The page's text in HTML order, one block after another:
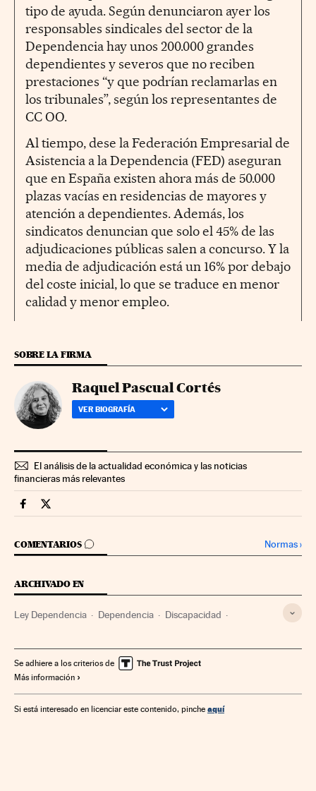
tipo de ayuda. Según denunciaron ayer los
responsables sindicales del sector de la
Dependencia hay unos 200.000 grandes
dependientes y severos que no reciben
prestaciones “y que podrían reclamarlas en
los tribunales”, según los representantes de
CC OO.
Al tiempo, dese la Federación Empresarial de
Asistencia a la Dependencia (FED) aseguran
que en España existen ahora más de 50.000
plazas vacías en residencias de mayores y
atención a dependientes. Además, los
sindicatos denuncian que solo el 45% de las
adjudicaciones públicas salen a concurso. Y la
media de adjudicación está un 16% por debajo
del coste inicial, lo que se traduce en menor
calidad y menor empleo.
SOBRE LA FIRMA
Raquel Pascual Cortés
VER BIOGRAFÍA
El análisis de la actualidad económica y las noticias
financieras más relevantes
Economia Cinco Días en Facebook
Economia Cinco Días en Twitter
COMENTARIOS
IR A LOS COMENTARIOS Normas›
ARCHIVADO EN
Ley Dependencia Dependencia Discapacidad
Justicia
Se adhiere a los criterios de
Más información
Si está interesado en licenciar este contenido, pinche aquí